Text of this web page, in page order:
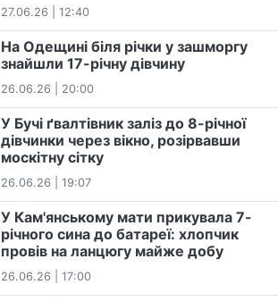
27.06.26 | 12:40
На Одещині біля річки у зашморгу
знайшли 17-річну дівчину
26.06.26 | 20:00
У Бучі ґвалтівник заліз до 8-річної
дівчинки через вікно, розірвавши
москітну сітку
26.06.26 | 19:07
У Кам'янському мати прикувала 7-
річного сина до батареї: хлопчик
провів на ланцюгу майже добу
26.06.26 | 17:00